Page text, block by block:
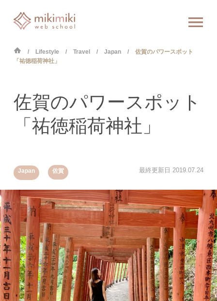
Lifestyle Travel Japan
佐賀のパワースポット
「祐徳稲荷神社」
Japan 佐賀 最終更新日 2019.07.24
佐賀のパワースポット
「祐徳稲荷神社」